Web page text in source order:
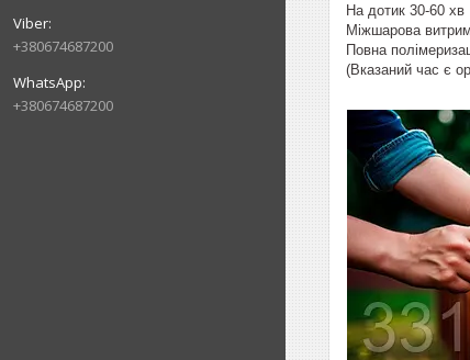
+380674687200
+380674687200
На дотик 30-60 хв
Міжшарова
Повна
(Вказаний